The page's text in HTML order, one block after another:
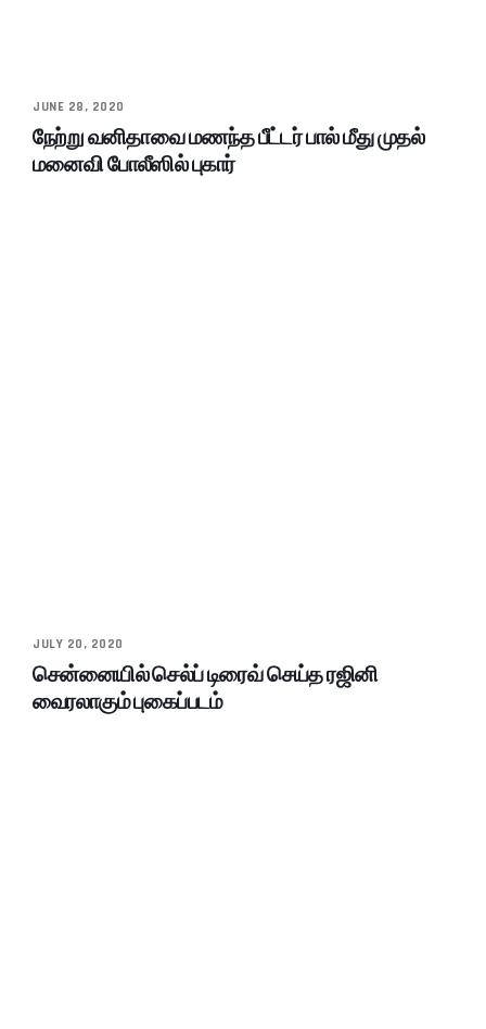
JUNE 28, 2020
நேற்று வனிதாவை மணந்த பீட்டர் பால் மீது முதல்
மனைவி போலீஸில் புகார்
JULY 20, 2020
சென்னையில் செல்ப் டிரைவ் செய்த ரஜினி
வைரலாகும் புகைப்படம்